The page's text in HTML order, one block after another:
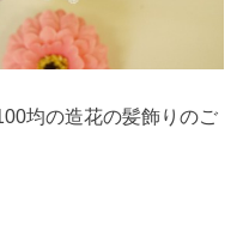
均の造花の髪飾りのご